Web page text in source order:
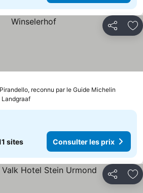
Partager
reconnu par le Guide Michelin
Landgraaf
sites Consulter les prix
Partager